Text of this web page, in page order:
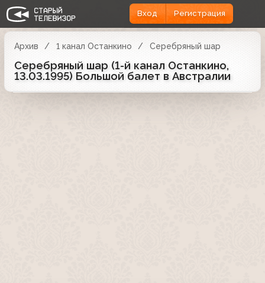
Вход Регистрация
Архив 1 канал Останкино Серебряный шар
Серебряный шар (1-й канал Останкино,
13.03.1995) Большой балет в Австралии